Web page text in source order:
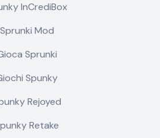
InCrediBox
Sprunki Mod
Sprunki
Spunky
Rejoyed
Retake